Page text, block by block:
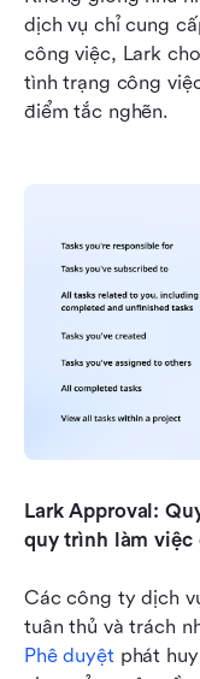
dịch vụ chỉ cung
công việc, Lark
tình trạng công
điểm tắc nghẽn.
Lark Approval:
quy trình làm việc
Các công ty dịch
tuân thủ và trách
Phê duyệt phát huy